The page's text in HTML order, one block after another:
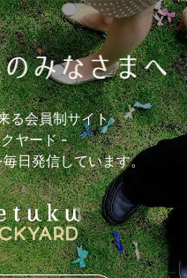
打ち合わせ必須アイテム(24)
おすすめロケ場所(17)
露宴入場曲(4)
ットBGM(1)
退場曲(1)
演出(7)
引き出物(7)
ギフト(5) おすすめ花材(7)
ライン(10)
る会員制サイト
ヤード -
日発信しています。